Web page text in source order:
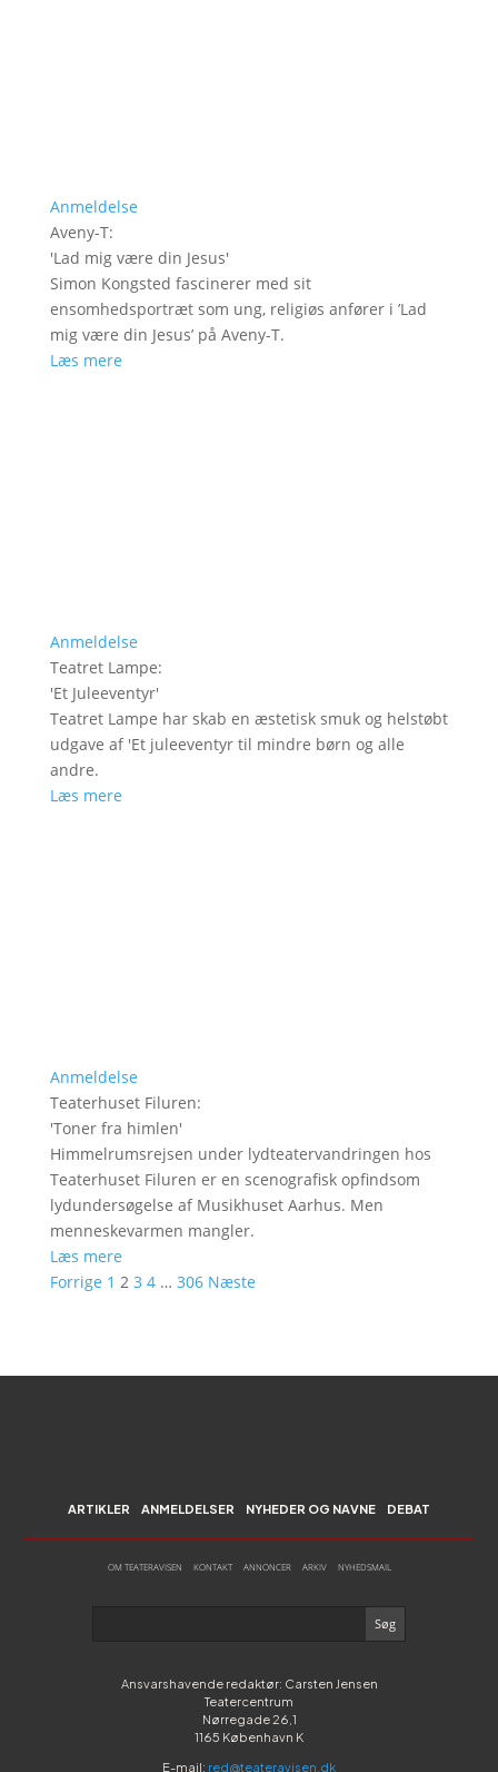
Anmeldelse
Aveny-T:
'Lad mig være din Jesus'
Simon Kongsted fascinerer med sit
ensomhedsportræt som ung, religiøs anfører i ’Lad
mig være din Jesus’ på Aveny-T.
Læs mere
Anmeldelse
Teatret Lampe:
'Et Juleeventyr'
Teatret Lampe har skab en æstetisk smuk og helstøbt
udgave af 'Et juleeventyr til mindre børn og alle
andre.
Læs mere
Anmeldelse
Teaterhuset Filuren:
'Toner fra himlen'
Himmelrumsrejsen under lydteatervandringen hos
Teaterhuset Filuren er en scenografisk opfindsom
lydundersøgelse af Musikhuset Aarhus. Men
menneskevarmen mangler.
Læs mere
Forrige 1 2 3 4 … 306 Næste
ARTIKLER ANMELDELSER NYHEDER OG NAVNE DEBAT
OM TEATERAVISEN KONTAKT ANNONCER ARKIV NYHEDSMAIL
Ansvarshavende redaktør: Carsten Jensen
Teatercentrum
Nørregade 26,1
1165 København K
E-mail: red@teateravisen.dk